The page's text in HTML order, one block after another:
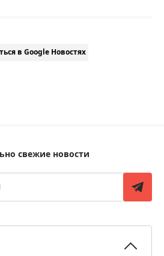
в Google Новостях
свежие новости